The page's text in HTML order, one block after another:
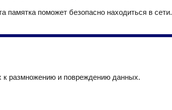
поможет безопасно находиться в сети.
к размножению и повреждению данных.